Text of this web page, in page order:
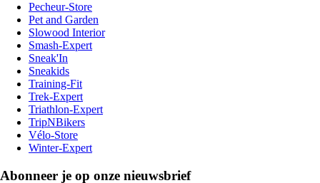
Pecheur-Store
Pet and Garden
Slowood Interior
Smash-Expert
Sneak'In
Sneakids
Training-Fit
Trek-Expert
Triathlon-Expert
TripNBikers
Vélo-Store
Winter-Expert
Abonneer je op onze nieuwsbrief